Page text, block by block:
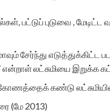
புடுவை , மேடிட்ட
சேர்ந்து
லட்சுமியை இறுக்க
கண்டு
(மே 2013)